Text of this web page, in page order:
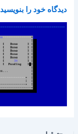
دیدگاه‌ خود را بنویسید